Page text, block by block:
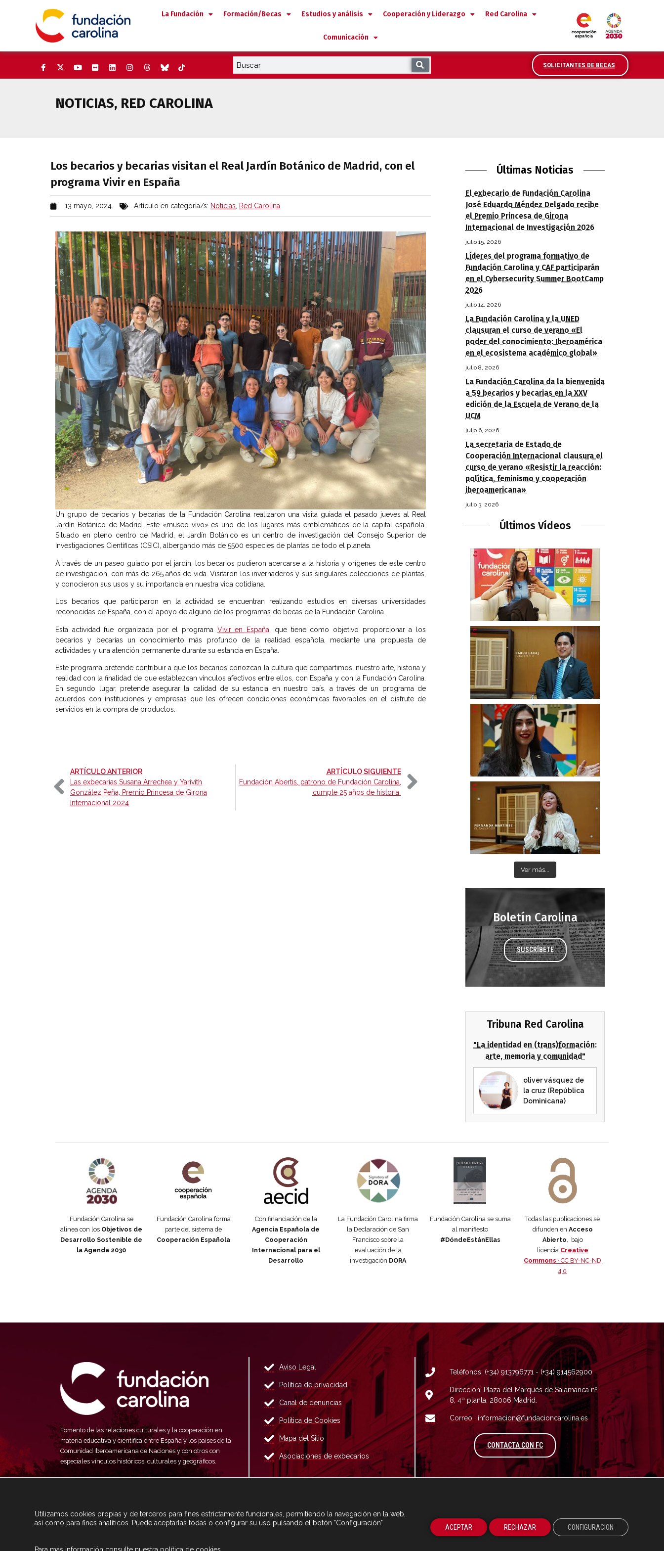
La Fundación Formación/Becas Estudios y análisis Cooperación y Liderazgo Red Carolina
Comunicación
SOLICITANTES DE BECAS
NOTICIAS, RED CAROLINA
Los becarios y becarias visitan el Real Jardín Botánico de Madrid, con el
programa Vivir en España
13 mayo, 2024 Artículo en categoría/s: Noticias Red Carolina
Un grupo de becarios y becarias de la Fundación Carolina realizaron una visita guiada el pasado jueves al Real
Jardín Botánico de Madrid. Este «museo vivo» es uno de los lugares más emblemáticos de la capital española.
Situado en pleno centro de Madrid, el Jardín Botánico es un centro de investigación del Consejo Superior de
Investigaciones Científicas (CSIC), albergando más de 5500 especies de plantas de todo el planeta.
A través de un paseo guiado por el jardín, los becarios pudieron acercarse a la historia y orígenes de este centro
de investigación, con más de 265 años de vida. Visitaron los invernaderos y sus singulares colecciones de plantas,
y conocieron sus usos y su importancia en nuestra vida cotidiana.
Los becarios que participaron en la actividad se encuentran realizando estudios en diversas universidades
reconocidas de España, con el apoyo de alguno de los programas de becas de la Fundación Carolina.
Esta actividad fue organizada por el programa Vivir en España , que tiene como objetivo proporcionar a los
becarios y becarias un conocimiento más profundo de la realidad española, mediante una propuesta de
actividades y una atención permanente durante su estancia en España.
Este programa pretende contribuir a que los becarios conozcan la cultura que compartimos, nuestro arte, historia y
realidad con la finalidad de que establezcan vínculos afectivos entre ellos, con España y con la Fundación Carolina.
En segundo lugar, pretende asegurar la calidad de su estancia en nuestro país, a través de un programa de
acuerdos con instituciones y empresas que les ofrecen condiciones económicas favorables en el disfrute de
servicios en la compra de productos.
ARTÍCULO ANTERIOR-
Las exbecarias Susana Arrechea y Yarivith
González Peña, Premio Princesa de Girona
Internacional 2024
ARTÍCULO SIGUIENTE-
Fundación Abertis, patrono de Fundación Carolina,
cumple 25 años de historia
Últimas Noticias
El exbecario de Fundación Carolina
José Eduardo Méndez Delgado recibe
el Premio Princesa de Girona
Internacional de Investigación 2026
julio 15, 2026
Líderes del programa formativo de
Fundación Carolina y CAF participarán
en el Cybersecurity Summer BootCamp
2026
julio 14, 2026
La Fundación Carolina y la UNED
clausuran el curso de verano «El
poder del conocimiento: Iberoamérica
en el ecosistema académico global»
julio 8, 2026
La Fundación Carolina da la bienvenida
a 59 becarios y becarias en la XXV
edición de la Escuela de Verano de la
UCM
julio 6, 2026
La secretaria de Estado de
Cooperación Internacional clausura el
curso de verano «Resistir la reacción:
política, feminismo y cooperación
iberoamericana»
julio 3, 2026
Últimos Vídeos
Ver más...
Boletín Carolina
SUSCRÍBETE
Tribuna Red Carolina
"La identidad en (trans)formación:
arte, memoria y comunidad"
oliver vásquez de
la cruz (República
Dominicana)
Fundación Carolina se
alinea con los Objetivos de
Desarrollo Sostenible de
la Agenda 2030
Fundación Carolina forma
parte del sistema de
Cooperación Española
Con financiación de la
Agencia Española de
Cooperación
Internacional para el
Desarrollo
La Fundación Carolina firma
la Declaración de San
Francisco sobre la
evaluación de la
investigación DORA
Fundación Carolina se suma
al manifiesto
#DóndeEstánEllas
Todas las publicaciones se
difunden en Acceso
Abierto , bajo
licencia Creative
Commons ·CC BY-NC-ND
4.0
Fomento de las relaciones culturales y la cooperación en
materia educativa y científica entre España y los países de la
Comunidad Iberoamericana de Naciones y con otros con
especiales vínculos históricos, culturales y geográficos.
Aviso Legal
Política de privacidad
Canal de denuncias
Política de Cookies
Mapa del Sitio
Asociaciones de exbecarios
Teléfonos: (+34) 913796771 - (+34) 914562900
Dirección: Plaza del Marqués de Salamanca nº
8, 4ª planta, 28006 Madrid.
Correo : informacion@fundacioncarolina.es
CONTACTA CON FCA TRAVÉS DEL FORMULARIO DE
Utilizamos cookies propias y de terceros para fines estrictamente funcionales, permitiendo la navegación en la web,
así como para fines analíticos. Puede aceptarlas todas o configurar su uso pulsando el botón "Configuración".
ACEPTAR RECHAZAR CONFIGURACION